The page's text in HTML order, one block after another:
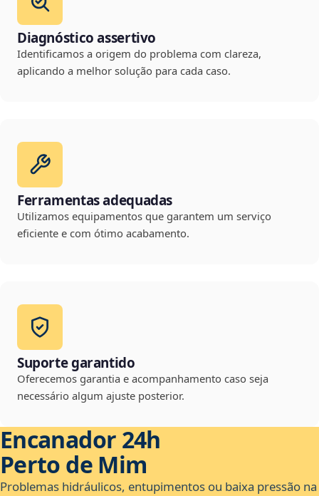
Diagnóstico assertivo
Identificamos a origem do problema com clareza,
aplicando a melhor solução para cada caso.
Ferramentas adequadas
Utilizamos equipamentos que garantem um serviço
eficiente e com ótimo acabamento.
Suporte garantido
Oferecemos garantia e acompanhamento caso seja
necessário algum ajuste posterior.
Encanador 24h
Perto de Mim
Problemas hidráulicos, entupimentos ou baixa pressão na